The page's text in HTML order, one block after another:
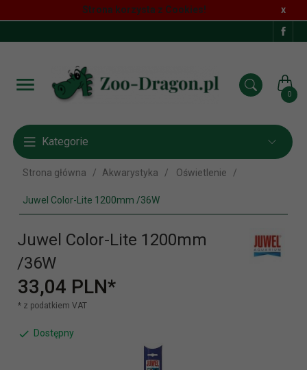
Strona korzysta z Cookies! x
0
Kategorie
Strona główna Akwarystyka Oświetlenie
Juwel Color-Lite 1200mm /36W
Juwel Color-Lite 1200mm
/36W
33,04 PLN*
* z podatkiem VAT
Dostępny